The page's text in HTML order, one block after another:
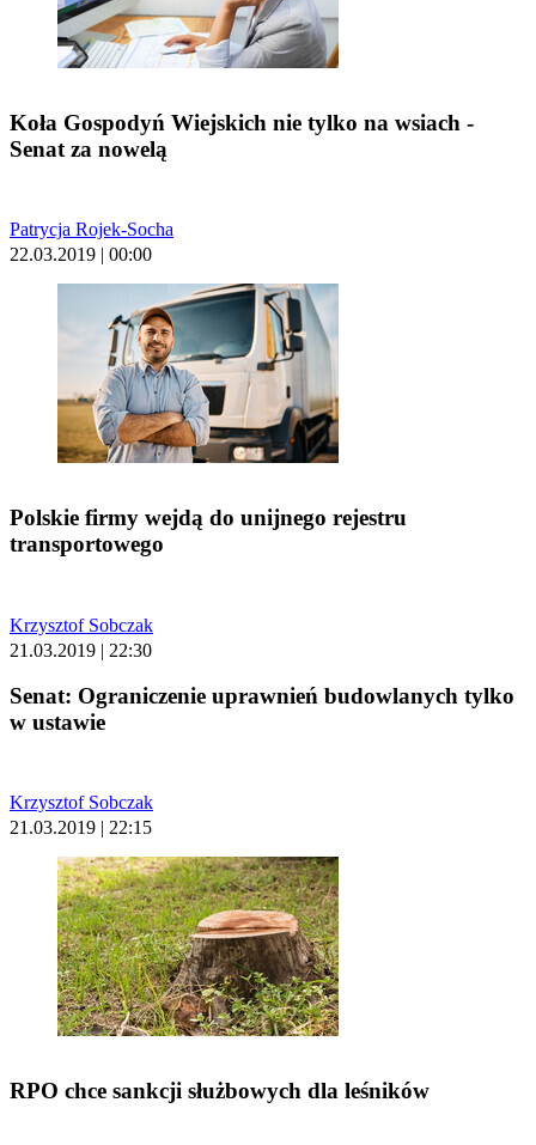
Koła Gospodyń Wiejskich nie tylko na wsiach -
Senat za nowelą
Patrycja Rojek-Socha
22.03.2019 | 00:00
Polskie firmy wejdą do unijnego rejestru
transportowego
Krzysztof Sobczak
21.03.2019 | 22:30
Senat: Ograniczenie uprawnień budowlanych tylko
w ustawie
Krzysztof Sobczak
21.03.2019 | 22:15
RPO chce sankcji służbowych dla leśników